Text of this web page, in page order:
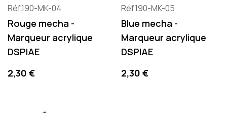
Réf.190-MK-04
Rouge mecha -
Marqueur acrylique
DSPIAE
Precio
2,30 €
Réf.190-MK-05
Blue mecha -
Marqueur acrylique
DSPIAE
Precio
2,30 €